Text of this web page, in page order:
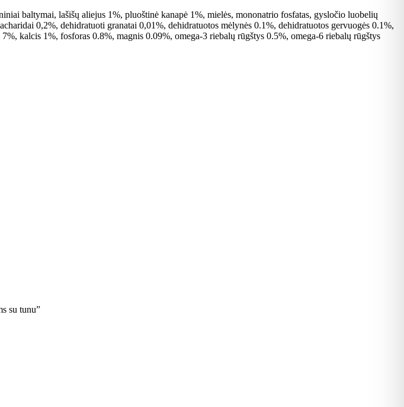
baltymai, lašišų aliejus 1%, pluoštinė kanapė 1%, mielės, mononatrio fosfatas, gysločio luobelių
0,2%, dehidratuoti granatai 0,01%, dehidratuotos mėlynės 0.1%, dehidratuotos gervuogės 0.1%,
kalcis 1%, fosforas 0.8%, magnis 0.09%, omega-3 riebalų rūgštys 0.5%, omega-6 riebalų rūgštys
su tunu”